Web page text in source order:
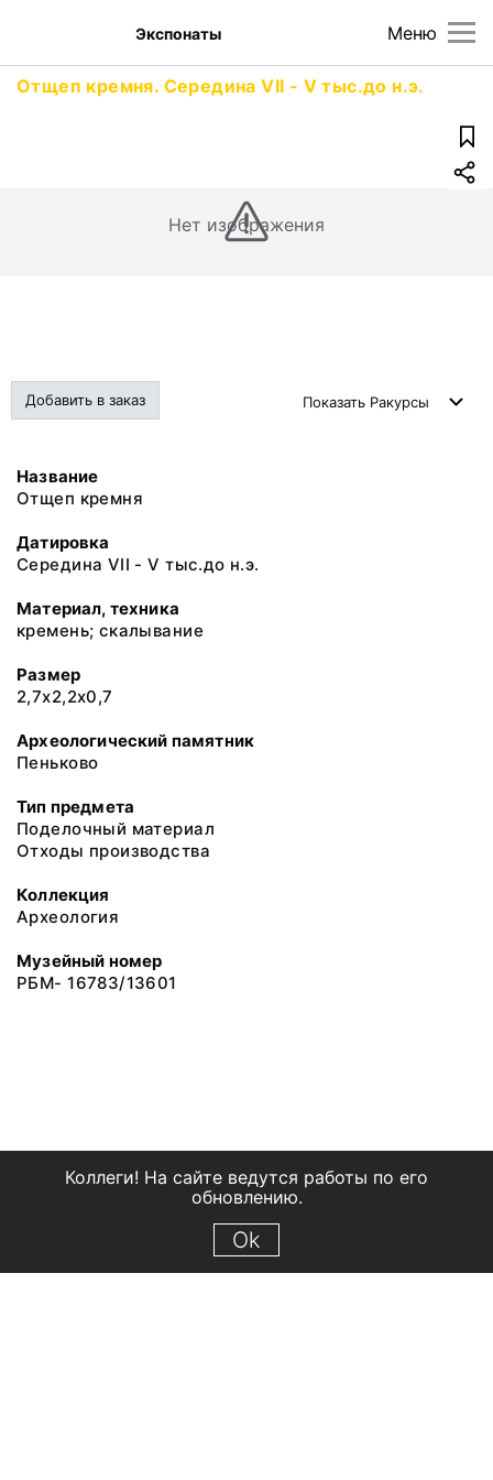
Меню
Экспонаты
Отщеп кремня. Середина VII - V тыс.до н.э.
Нет изображения
Добавить в заказ Показать Ракурсы
Название
Отщеп кремня
Датировка
Середина VII - V тыс.до н.э.
Материал, техника
кремень; скалывание
Размер
2,7х2,2х0,7
Археологический памятник
Пеньково
Тип предмета
Поделочный материал
Отходы производства
Коллекция
Археология
Музейный номер
РБМ- 16783/13601
Коллеги! На сайте ведутся работы по его
обновлению.
Ok